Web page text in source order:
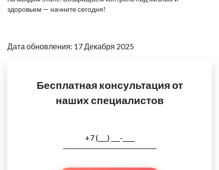
здоровьем — начните сегодня!
Дата обновления: 17 Декабря 2025
Бесплатная консультация от
наших специалистов